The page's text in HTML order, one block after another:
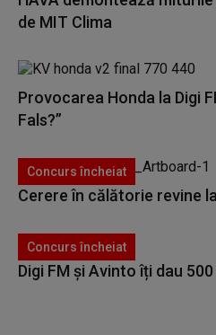
de MIT Clima
Provocarea Honda la Digi
Fals?”
Concurs încheiat
Cerere în călătorie revine
Concurs încheiat
Digi FM și Avinto îți dau